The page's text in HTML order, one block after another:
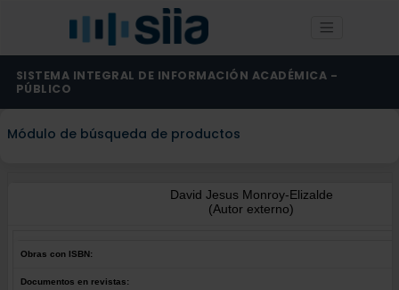
SISTEMA INTEGRAL DE INFORMACIÓN ACADÉMICA -
PÚBLICO
Módulo de búsqueda de productos
David Jesus Monroy-Elizalde
(Autor externo)
Obras con ISBN:
Documentos en revistas: